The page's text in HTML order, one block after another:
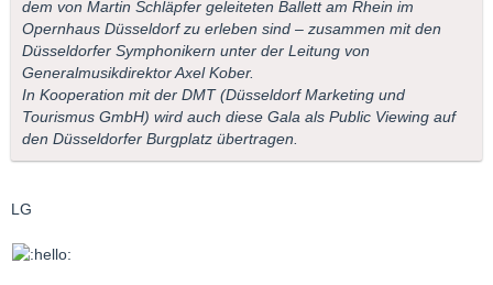
dem von Martin Schläpfer geleiteten Ballett am Rhein im
Opernhaus Düsseldorf zu erleben sind – zusammen mit den
Düsseldorfer Symphonikern unter der Leitung von
Generalmusikdirektor Axel Kober.
In Kooperation mit der DMT (Düsseldorf Marketing und
Tourismus GmbH) wird auch diese Gala als Public Viewing auf
den Düsseldorfer Burgplatz übertragen.
LG